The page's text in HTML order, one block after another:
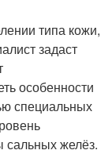
типа кожи,
задаст
особенности
специальных
сальных желёз.